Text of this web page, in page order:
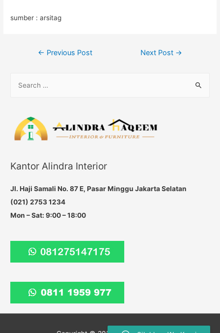
sumber : arsitag
Post
← Previous Post Next Post →
o
r
:
Kantor Alindra Interior
Jl. Haji Samali No. 87 E, Pasar Minggu Jakarta Selatan
(021) 2753 1234
Mon – Sat: 9:00 – 18:00